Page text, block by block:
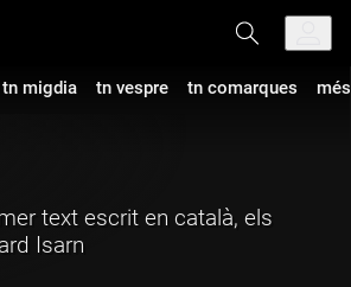
tn migdia tn vespre tn comarques
text escrit en català, els
Isarn